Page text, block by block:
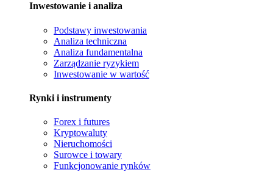
Inwestowanie i analiza
Podstawy inwestowania
Analiza techniczna
Analiza fundamentalna
Zarządzanie ryzykiem
Inwestowanie w wartość
Rynki i instrumenty
Forex i futures
Kryptowaluty
Nieruchomości
Surowce i towary
Funkcjonowanie rynków